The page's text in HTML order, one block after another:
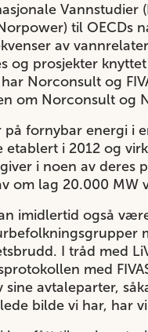
Vannstudier
til OECDs
av
og prosjekter
Norconsult og
om Norconsult og
fornybar energi i
i 2012 og
i noen av
om lag 20.000 MW
imidlertid også
I tråd med
med
avtaleparter,
bilde vi har, har